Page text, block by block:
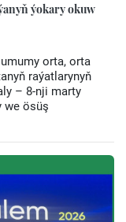
ýokary okuw
orta, orta
raýatlarynyň
– 8-nji marty
we ösüş